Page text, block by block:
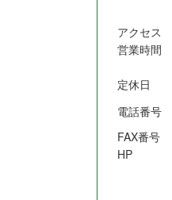
アクセス
営業時間
定休日
電話番号
FAX番号
HP